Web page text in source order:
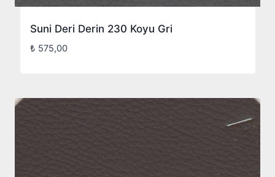
Suni Deri Derin 230 Koyu Gri
₺ 575,00